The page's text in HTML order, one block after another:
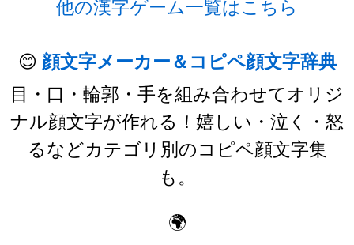
😊 顔文字メーカー＆コピペ顔文字辞典
目・口・輪郭・手を組み合わせてオリジ
ナル顔文字が作れる！嬉しい・泣く・怒
るなどカテゴリ別のコピペ顔文字集
も。
🌍